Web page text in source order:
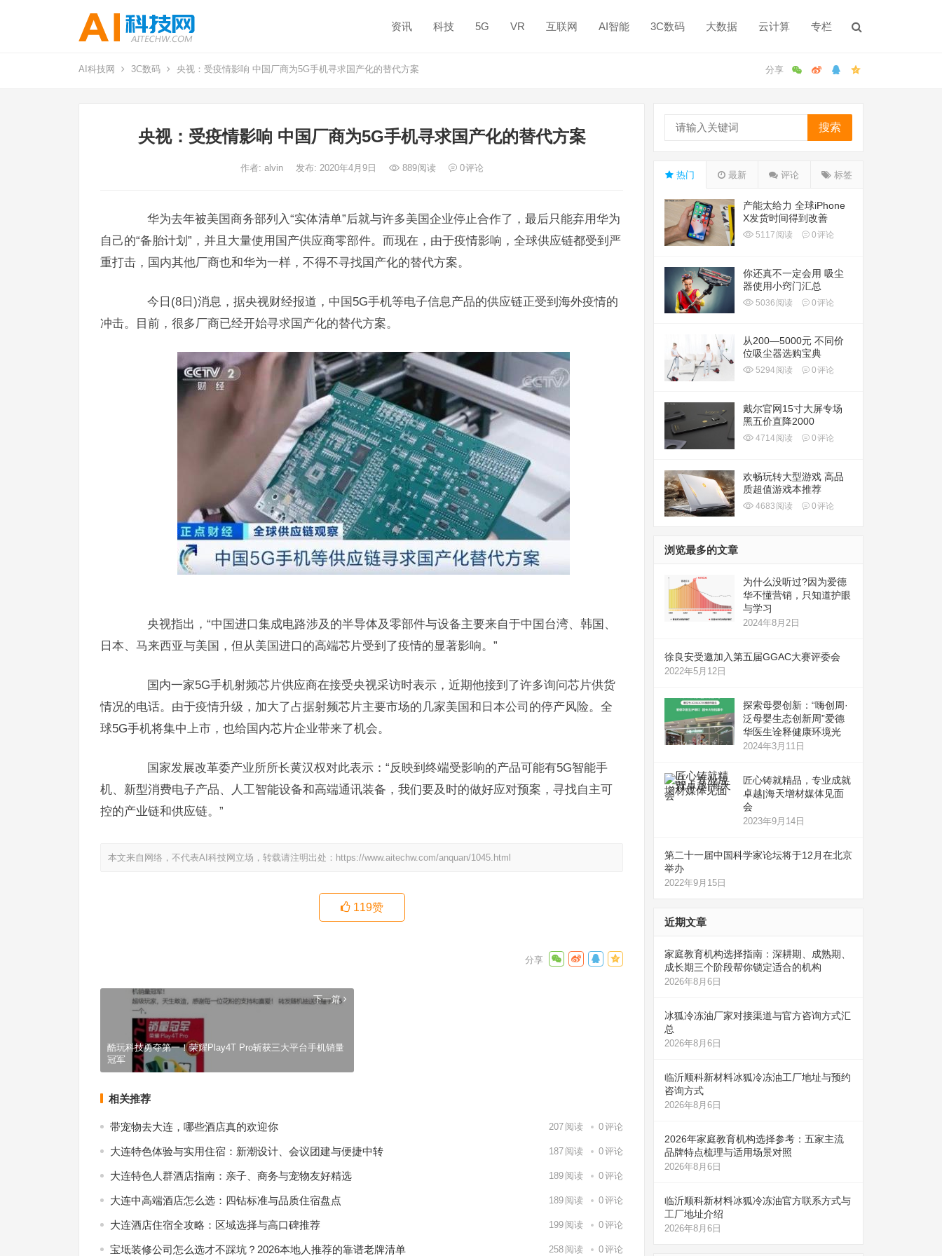
资讯 科技 5G VR 互联网 AI智能 3C数码 大数据 云计算 专栏
AI科技网 3C数码 央视：受疫情影响 中国厂商为5G手机寻求国产化的替代方案
央视：受疫情影响 中国厂商为5G手机寻求国产化的替代方案
作者: alvin 发布: 2020年4月9日 889阅读 0评论
华为去年被美国商务部列入“实体清单”后就与许多美国企业停止合作了，最后只能弃用华为
自己的“备胎计划”，并且大量使用国产供应商零部件。而现在，由于疫情影响，全球供应链都受到严
重打击，国内其他厂商也和华为一样，不得不寻找国产化的替代方案。
今日(8日)消息，据央视财经报道，中国5G手机等电子信息产品的供应链正受到海外疫情的
冲击。目前，很多厂商已经开始寻求国产化的替代方案。
央视指出，“中国进口集成电路涉及的半导体及零部件与设备主要来自于中国台湾、韩国、
日本、马来西亚与美国，但从美国进口的高端芯片受到了疫情的显著影响。”
国内一家5G手机射频芯片供应商在接受央视采访时表示，近期他接到了许多询问芯片供货
情况的电话。由于疫情升级，加大了占据射频芯片主要市场的几家美国和日本公司的停产风险。全
球5G手机将集中上市，也给国内芯片企业带来了机会。
国家发展改革委产业所所长黄汉权对此表示：“反映到终端受影响的产品可能有5G智能手
机、新型消费电子产品、人工智能设备和高端通讯装备，我们要及时的做好应对预案，寻找自主可
控的产业链和供应链。”
本文来自网络，不代表AI科技网立场，转载请注明出处： https://www.aitechw.com/anquan/1045.html
119赞
上一篇 下一篇
酷玩科技勇夺第一！荣耀Play4T Pro斩获三大平台手机销量
冠军
相关推荐
带宠物去大连，哪些酒店真的欢迎你 207 阅读 0评论
大连特色体验与实用住宿：新潮设计、会议团建与便捷中转 187 阅读 0评论
大连特色人群酒店指南：亲子、商务与宠物友好精选 189 阅读 0评论
大连中高端酒店怎么选：四钻标准与品质住宿盘点 189 阅读 0评论
大连酒店住宿全攻略：区域选择与高口碑推荐 199 阅读 0评论
宝坻装修公司怎么选才不踩坑？2026本地人推荐的靠谱老牌清单 258 阅读 0评论
搜索
热门 最新 评论 标签
产能太给力 全球iPhone
X发货时间得到改善
5117 阅读 0评论
你还真不一定会用 吸尘
器使用小窍门汇总
5036 阅读 0评论
从200—5000元 不同价
位吸尘器选购宝典
5294 阅读 0评论
戴尔官网15寸大屏专场
黑五价直降2000
4714 阅读 0评论
欢畅玩转大型游戏 高品
质超值游戏本推荐
4683 阅读 0评论
浏览最多的文章
为什么没听过?因为爱德
华不懂营销，只知道护眼
与学习
2024年8月2日
徐良安受邀加入第五届GGAC大赛评委会
2022年5月12日
探索母婴创新：“嗨创周·
泛母婴生态创新周”爱德
华医生诠释健康环境光
2024年3月11日
匠心铸就精品，专业成就
卓越|海天增材媒体见面
会
2023年9月14日
第二十一届中国科学家论坛将于12月在北京
举办
2022年9月15日
近期文章
家庭教育机构选择指南：深耕期、成熟期、
成长期三个阶段帮你锁定适合的机构
2026年8月6日
冰狐冷冻油厂家对接渠道与官方咨询方式汇
总
2026年8月6日
临沂顺科新材料冰狐冷冻油工厂地址与预约
咨询方式
2026年8月6日
2026年家庭教育机构选择参考：五家主流
品牌特点梳理与适用场景对照
2026年8月6日
临沂顺科新材料冰狐冷冻油官方联系方式与
工厂地址介绍
2026年8月6日